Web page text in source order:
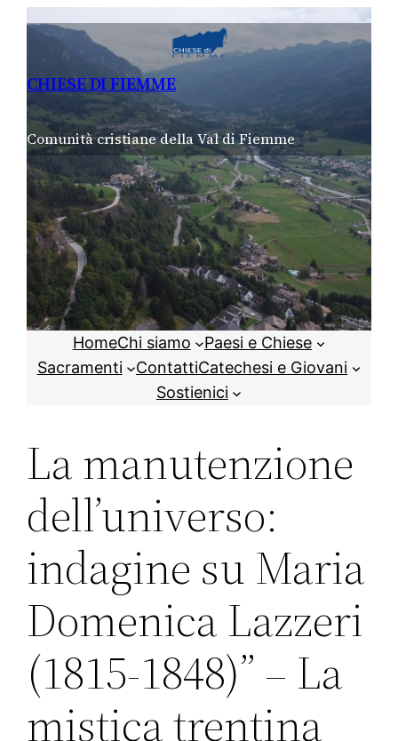
CHIESE DI FIEMME
Comunità cristiane della Val di Fiemme
HomeChi siamo
Paesi e Chiese
Sacramenti
ContattiCatechesi e Giovani
Sostienici
La manutenzione
dell’universo:
indagine su Maria
Domenica Lazzeri
(1815-1848)” – La
mistica trentina